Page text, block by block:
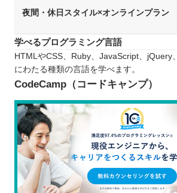
夜間・休日スタイル×オンラインプラン
学べるプログラミング言語
HTMLやCSS、Ruby、JavaScript、jQuery
にわたる種類の言語を学べます。
CodeCamp（コードキャンプ）